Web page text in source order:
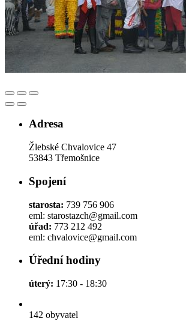
Adresa
Žlebské Chvalovice 47
53843 Třemošnice
Spojení
starosta: 739 756 906
eml: starostazch@gmail.com
úřad: 773 212 492
eml: chvalovice@gmail.com
Úřední hodiny
úterý: 17:30 - 18:30
142 obyvatel